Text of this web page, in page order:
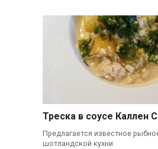
Треска в соусе Каллен
Предлагается известное
шотландской кухни